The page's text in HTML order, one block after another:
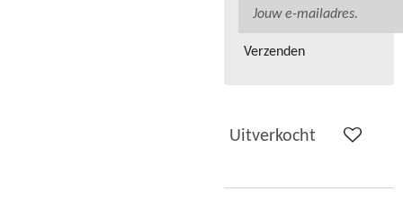
Verzenden
Uitverkocht